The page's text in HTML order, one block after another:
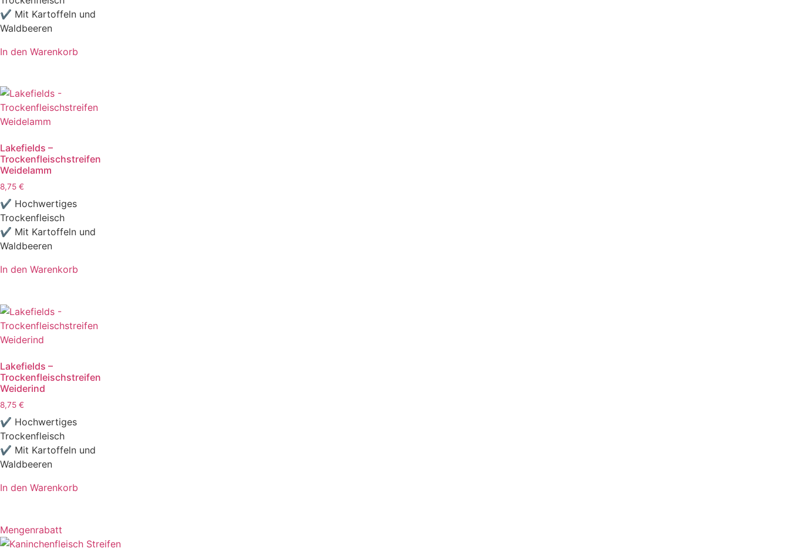
✔ Mit Kartoffeln und
Waldbeeren
In den Warenkorb
Lakefields –
Trockenfleischstreifen
Weidelamm
8,75 €
✔ Hochwertiges
Trockenfleisch
✔ Mit Kartoffeln und
Waldbeeren
In den Warenkorb
Lakefields –
Trockenfleischstreifen
Weiderind
8,75 €
✔ Hochwertiges
Trockenfleisch
✔ Mit Kartoffeln und
Waldbeeren
In den Warenkorb
Mengenrabatt